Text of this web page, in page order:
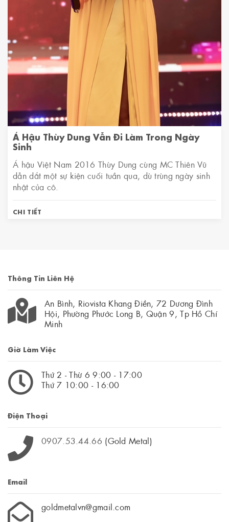
Á Hậu Thùy Dung Vẫn Đi Làm Trong Ngày
Sinh
Á hậu Việt Nam 2016 Thùy Dung cùng MC Thiên Vũ
dẫn dắt một sự kiện cuối tuần qua, dù trùng ngày sinh
nhật của cô.
CHI TIẾT
Thông Tin Liên Hệ
An Bình, Riovista Khang Điền, 72 Dương Đình
Hội, Phường Phước Long B, Quận 9, Tp Hồ Chí
Minh
Giờ Làm Việc
Thứ 2 - Thừ 6 9:00 - 17:00
Thứ 7 10:00 - 16:00
Điện Thoại
0907.53.44.66 (Gold Metal)
Email
goldmetalvn@gmail.com